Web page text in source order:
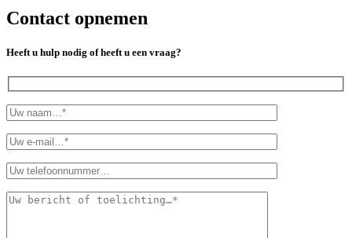
Contact opnemen
Heeft u hulp nodig of heeft u een vraag?